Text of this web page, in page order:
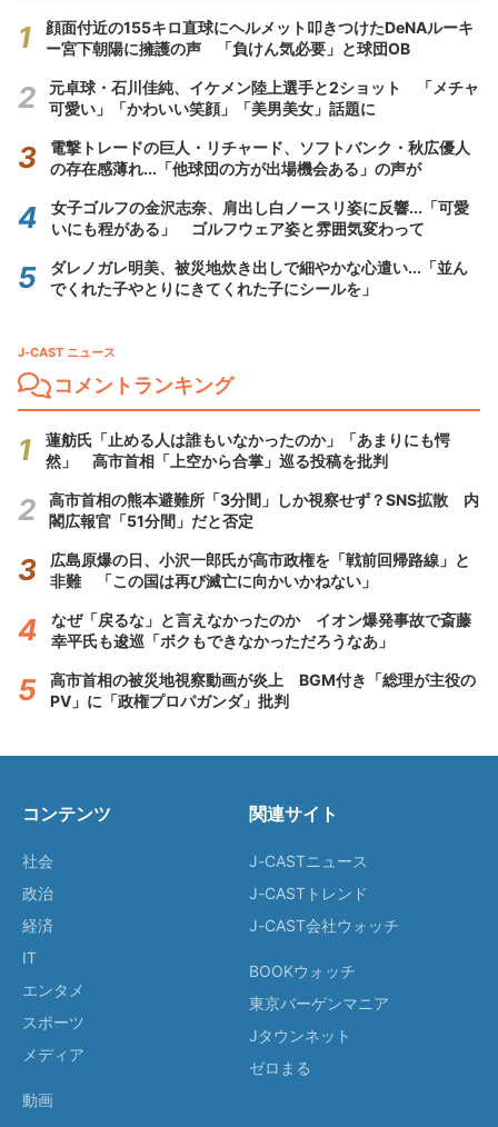
顔面付近の155キロ直球にヘルメット叩きつけたDeNAルーキ
ー宮下朝陽に擁護の声 「負けん気必要」と球団OB
元卓球・石川佳純、イケメン陸上選手と2ショット 「メチャ
可愛い」「かわいい笑顔」「美男美女」話題に
電撃トレードの巨人・リチャード、ソフトバンク・秋広優人
の存在感薄れ...「他球団の方が出場機会ある」の声が
女子ゴルフの金沢志奈、肩出し白ノースリ姿に反響...「可愛
いにも程がある」 ゴルフウェア姿と雰囲気変わって
ダレノガレ明美、被災地炊き出しで細やかな心遣い...「並ん
でくれた子やとりにきてくれた子にシールを」
J-CAST ニュース
コメントランキング
蓮舫氏「止める人は誰もいなかったのか」「あまりにも愕
然」 高市首相「上空から合掌」巡る投稿を批判
高市首相の熊本避難所「3分間」しか視察せず？SNS拡散 内
閣広報官「51分間」だと否定
広島原爆の日、小沢一郎氏が高市政権を「戦前回帰路線」と
非難 「この国は再び滅亡に向かいかねない」
なぜ「戻るな」と言えなかったのか イオン爆発事故で斎藤
幸平氏も逡巡「ボクもできなかっただろうなあ」
高市首相の被災地視察動画が炎上 BGM付き「総理が主役の
PV」に「政権プロパガンダ」批判
コンテンツ
社会
政治
経済
IT
エンタメ
スポーツ
メディア
動画
関連サイト
J-CASTニュース
J-CASTトレンド
J-CAST会社ウォッチ
BOOKウォッチ
東京バーゲンマニア
Jタウンネット
ゼロまる